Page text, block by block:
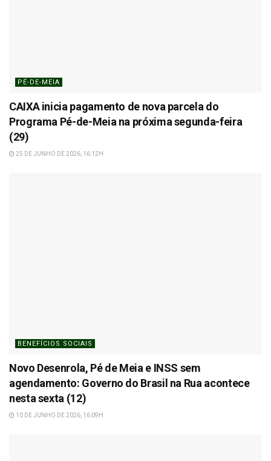
PÉ-DE-MEIA
CAIXA inicia pagamento de nova parcela do
Programa Pé-de-Meia na próxima segunda-feira
(29)
25 DE JUNHO DE 2026, 16:12H
BENEFÍCIOS SOCIAIS
Novo Desenrola, Pé de Meia e INSS sem
agendamento: Governo do Brasil na Rua acontece
nesta sexta (12)
10 DE JUNHO DE 2026, 16:09H